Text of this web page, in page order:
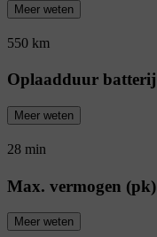
Meer weten
550 km
Oplaadduur
Meer weten
28 min
Max. vermogen (pk)
Meer weten